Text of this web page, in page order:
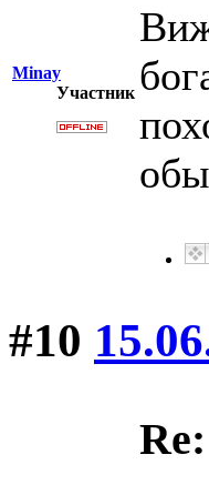
Minay
Участник
#10